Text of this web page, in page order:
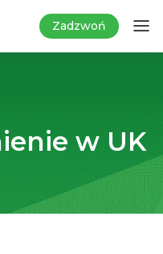
Zadzwoń
w UK